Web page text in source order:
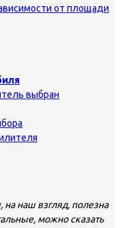
от площади
выбран
наш взгляд, полезна
можно сказать